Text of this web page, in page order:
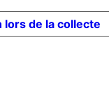
lors de la collecte